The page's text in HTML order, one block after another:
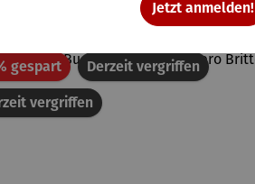
vergriffen
gespartRabattDerzeit vergriffen
Jetzt anmelden!